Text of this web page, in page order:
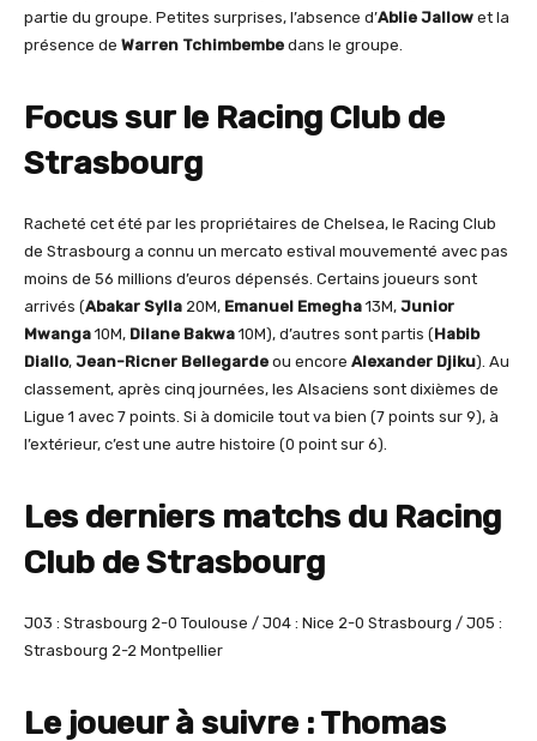
partie du groupe. Petites surprises, l’absence d’Ablie Jallow et la
présence de Warren Tchimbembe dans le groupe.
Focus sur le Racing Club de
Strasbourg
Racheté cet été par les propriétaires de Chelsea, le Racing Club
de Strasbourg a connu un mercato estival mouvementé avec pas
moins de 56 millions d’euros dépensés. Certains joueurs sont
arrivés (Abakar Sylla 20M, Emanuel Emegha 13M, Junior
Mwanga 10M, Dilane Bakwa 10M), d’autres sont partis (Habib
Diallo, Jean-Ricner Bellegarde ou encore Alexander Djiku). Au
classement, après cinq journées, les Alsaciens sont dixièmes de
Ligue 1 avec 7 points. Si à domicile tout va bien (7 points sur 9), à
l’extérieur, c’est une autre histoire (0 point sur 6).
Les derniers matchs du Racing
Club de Strasbourg
J03 : Strasbourg 2-0 Toulouse / J04 : Nice 2-0 Strasbourg / J05 :
Strasbourg 2-2 Montpellier
Le joueur à suivre : Thomas